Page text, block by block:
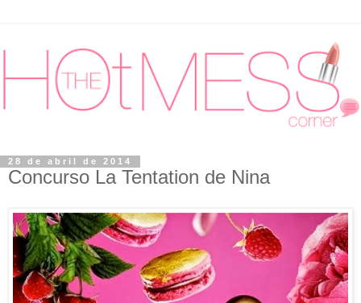
28 de abril de 2014
Concurso La Tentation de Nina